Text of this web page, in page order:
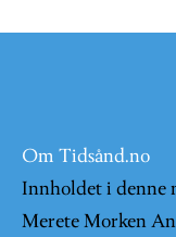
Om Tidsånd.no
Innholdet i denne
Merete Morken